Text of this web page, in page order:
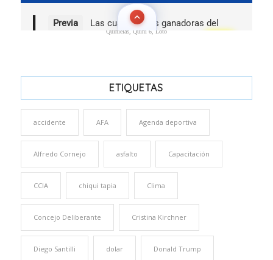
Quinielas, Quini 6, Loto
ETIQUETAS
accidente AFA Agenda deportiva
Alfredo Cornejo asfalto Capacitación
CCIA chiqui tapia Clima
Concejo Deliberante Cristina Kirchner
Diego Santilli dolar Donald Trump